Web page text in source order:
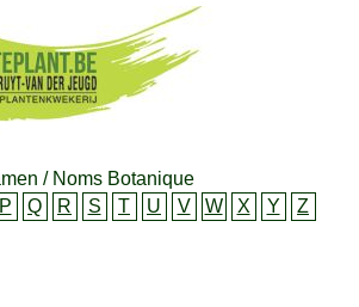
/ Noms Botanique
P Q R S T U V W X Y
Z